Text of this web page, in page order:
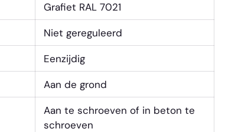
Grafiet RAL 7021
Niet gereguleerd
Eenzijdig
Aan de grond
Aan te schroeven of in beton te
schroeven